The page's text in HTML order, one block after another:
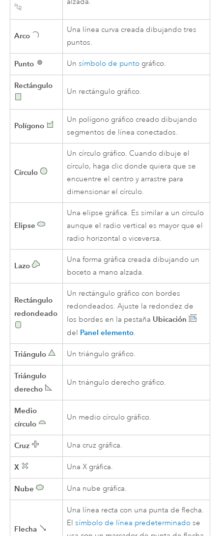
Arco
Una línea curva creada dibujando tres
puntos.
Punto Unsímbolo de punto gráfico.
Rectángulo
Un rectángulo gráfico.
Polígono
Un polígono gráfico creado dibujando
segmentos de línea conectados.
Círculo
Un círculo gráfico. Cuando dibuje el
círculo, haga clic donde quiera que se
encuentre el centro y arrastre para
dimensionar el círculo.
Elipse
Una elipse gráfica. Es similar a un círculo
aunque el radio vertical es mayor que el
radio horizontal o viceversa.
Lazo
Una forma gráfica creada dibujando un
boceto a mano alzada.
Rectángulo
redondeado
Un rectángulo gráfico con bordes
redondeados. Ajuste la redondez de
los bordes en la pestaña Ubicación
del Panel elemento.
Triángulo Un triángulo gráfico.
Triángulo
derecho
Un triángulo derecho gráfico.
Medio
círculo
Un medio círculo gráfico.
Cruz Una cruz gráfica.
X Una X gráfica.
Nube Una nube gráfica.
Flecha
Una línea recta con una punta de flecha.
Elsímbolo de línea predeterminado se